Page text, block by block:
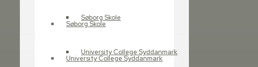
Søborg Skole
University College Syddanmark
Søborg Skole
University College Syddanmark
Børnenes Univers Grindsted
UCC Campus Carlsberg
UCN – Sofiendalsvej